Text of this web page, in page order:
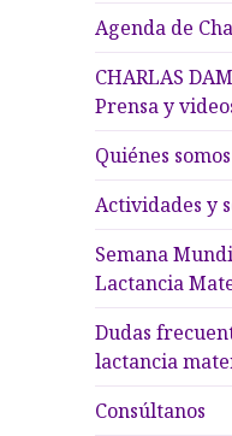
Agenda de
CHARLAS
Prensa y
Quiénes somos
Actividades y
Semana
Lactancia
Dudas
lactancia
Consúltanos